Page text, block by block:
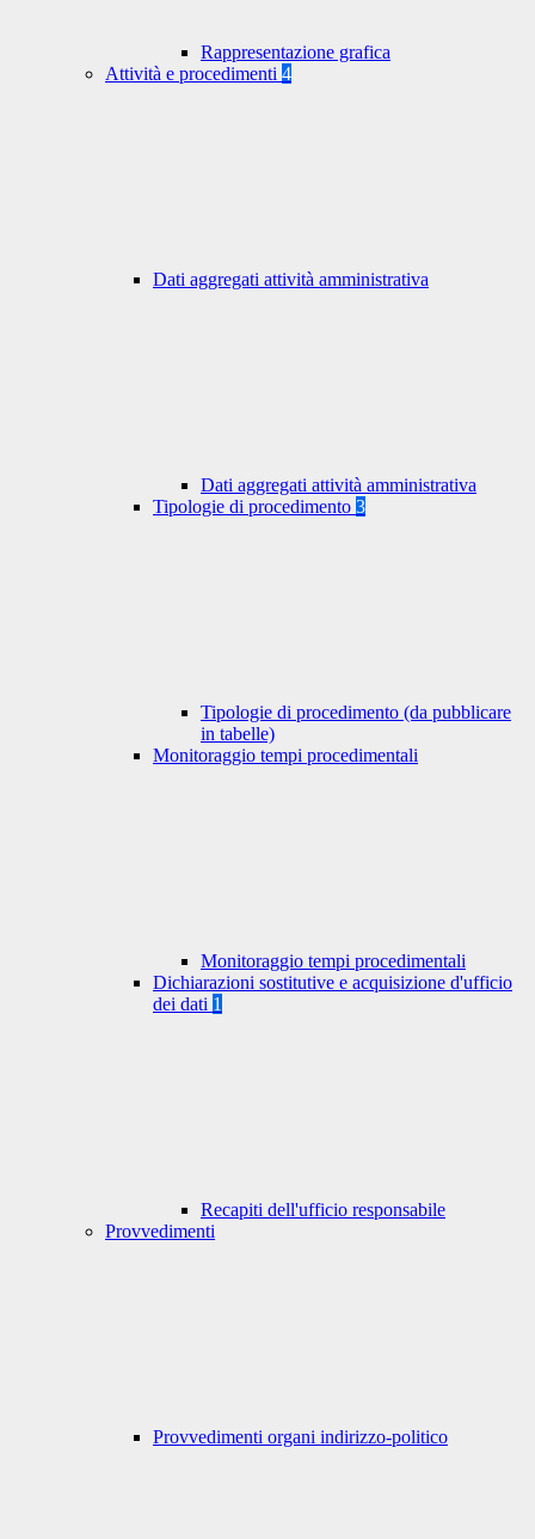
Rappresentazione grafica
Attività e procedimenti 4
Dati aggregati attività amministrativa
Dati aggregati attività amministrativa
Tipologie di procedimento 3
Tipologie di procedimento (da pubblicare
in tabelle)
Monitoraggio tempi procedimentali
Monitoraggio tempi procedimentali
Dichiarazioni sostitutive e acquisizione d'ufficio
dei dati 1
Recapiti dell'ufficio responsabile
Provvedimenti
Provvedimenti organi indirizzo-politico